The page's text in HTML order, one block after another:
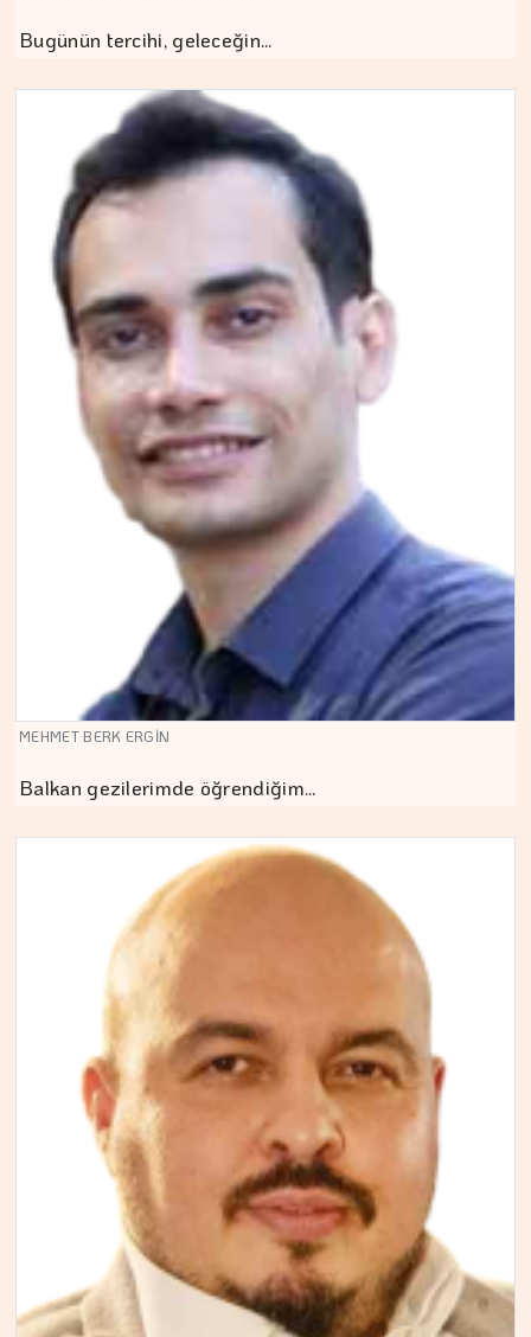
Bugünün tercihi, geleceğin…
MEHMET BERK ERGİN
Balkan gezilerimde öğrendiğim…